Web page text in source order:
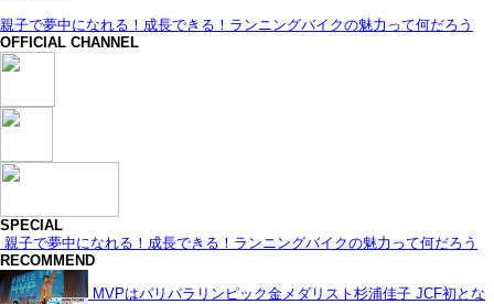
親子で夢中になれる！成長できる！ランニングバイクの魅力って何だろう
OFFICIAL CHANNEL
SPECIAL
親子で夢中になれる！成長できる！ランニングバイクの魅力って何だろう
RECOMMEND
MVPはパリパラリンピック金メダリスト杉浦佳子 JCF初とな